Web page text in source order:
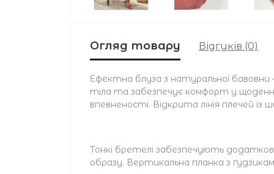
Огляд товару Відгуків (0)
Ефектна блуза з натуральної
тіла та забезпечує комфорт у
впевненості. Відкрита лінія плечей
Тонкі бретелі забезпечують
образу. Вертикальна планка з